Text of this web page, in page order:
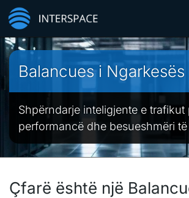
Balancues i Ngarkesës
Shpërndarje inteligjente e trafikut
performancë dhe besueshmëri
Çfarë është një